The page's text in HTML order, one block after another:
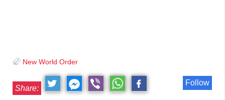
New World Order
Follow
Share: